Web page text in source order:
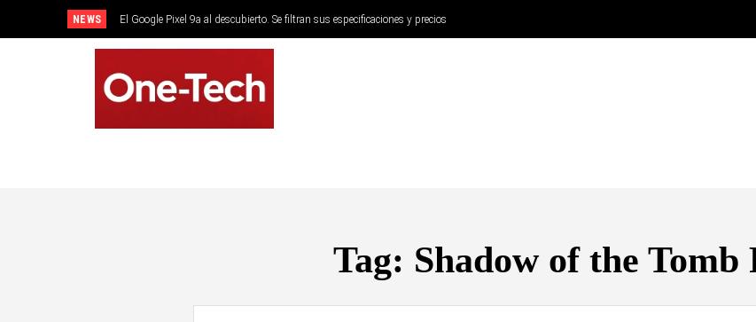
NEWS El Google Pixel 9a al descubierto. Se filtran sus especificaciones y precios
Tag: Shadow of the Tomb